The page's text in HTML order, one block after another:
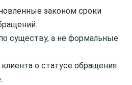
законом сроки
существу, а не формальные
о статусе обращения